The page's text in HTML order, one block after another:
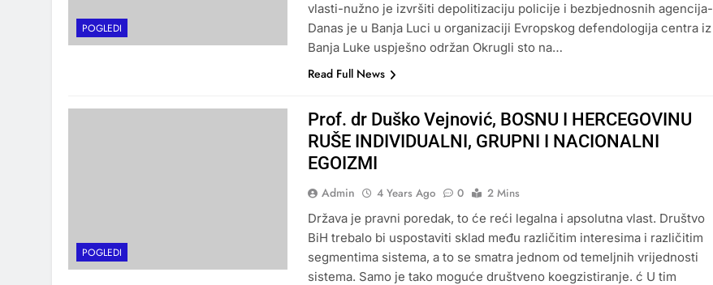
POGLEDI
vlasti-nužno je izvršiti depolitizaciju policije i bezbjednosnih agencija-
Danas je u Banja Luci u organizaciji Evropskog defendologija centra iz
Banja Luke uspješno održan Okrugli sto na…
Read Full News
POGLEDI
Prof. dr Duško Vejnović, BOSNU I HERCEGOVINU
RUŠE INDIVIDUALNI, GRUPNI I NACIONALNI
EGOIZMI
Admin 4 Years Ago 0
2 Mins
Država je pravni poredak, to će reći legalna i apsolutna vlast. Društvo
BiH trebalo bi uspostaviti sklad među različitim interesima i različitim
segmentima sistema, a to se smatra jednom od temeljnih vrijednosti
sistema. Samo je tako moguće društveno koegzistiranje. ć U tim